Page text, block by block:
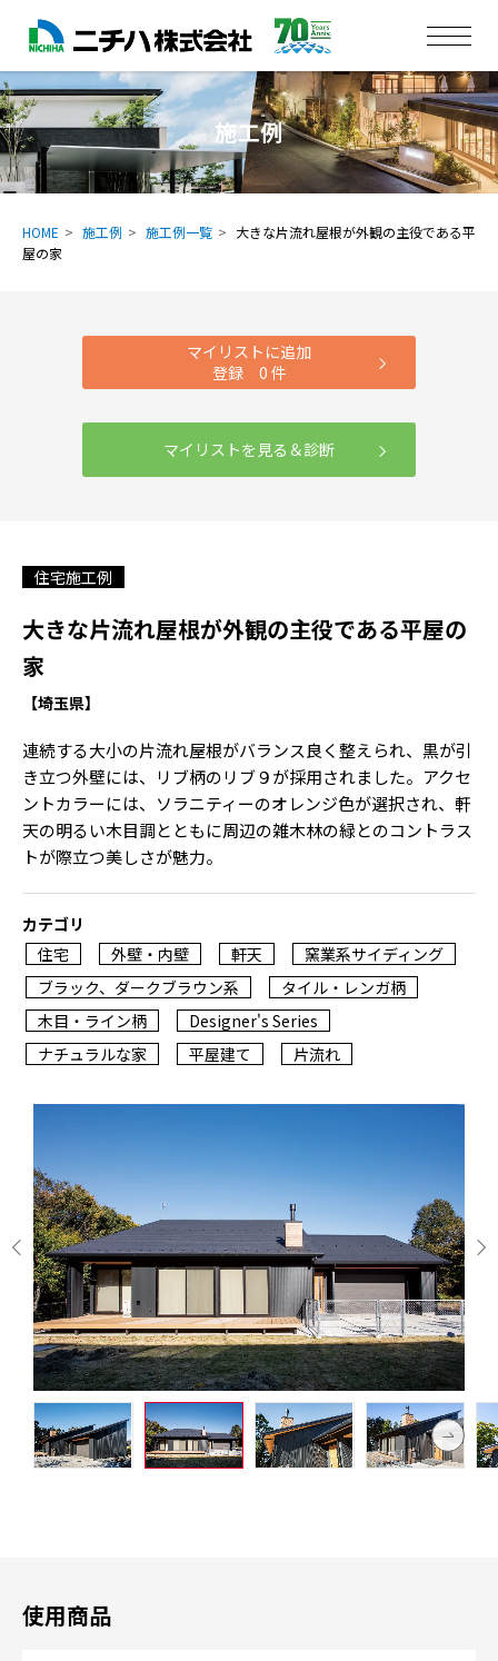
施工例
HOME 施工例 施工例一覧
大きな片流れ屋根が外観の主役である平
屋の家
マイリストに追加
登録 0 件
マイリストを見る＆診断
住宅施工例
大きな片流れ屋根が外観の主役である平屋の
家
【埼玉県】
連続する大小の片流れ屋根がバランス良く整えられ、黒が引
き立つ外壁には、リブ柄のリブ９が採用されました。アクセ
ントカラーには、ソラニティーのオレンジ色が選択され、軒
天の明るい木目調とともに周辺の雑木林の緑とのコントラス
トが際立つ美しさが魅力。
カテゴリ
住宅
外壁・内壁 軒天
窯業系サイディング
ブラック、ダークブラウン系
タイル・レンガ柄
木目・ライン柄
Designer's Series
ナチュラルな家
平屋建て 片流れ
使用商品